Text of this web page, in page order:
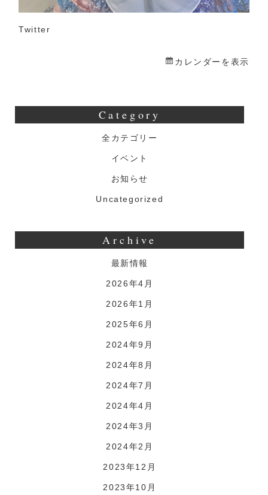
Twitter
カレンダーを表示
Category
全カテゴリー
イベント
お知らせ
Uncategorized
Archive
最新情報
2026年4月
2026年1月
2025年6月
2024年9月
2024年8月
2024年7月
2024年4月
2024年3月
2024年2月
2023年12月
2023年10月